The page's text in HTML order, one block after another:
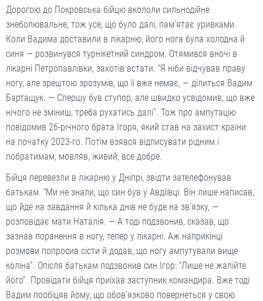
Дорогою до Покровська бійцю вкололи сильнодійне
знеболювальне, тож усе, що було далі, пам’ятає уривками.
Коли Вадима доставили в лікарню, його нога була холодна й
синя — розвинувся турнікетний синдром. Отямився вночі в
лікарні Петропавлівки, захотів встати. “Я ніби відчував праву
ногу, але зрештою зрозумів, що її вже немає, — ділиться Вадим
Бартащук. — Спершу був ступор, але швидко усвідомив, що вже
нічого не зміниш, треба рухатись далі”. Тож про ампутацію
повідомив 26-річного брата Ігоря, який став на захист країни
на початку 2023-го. Потім взявся відписувати рідним і
побратимам, мовляв, живий, все добре.
Бійця перевезли в лікарню у Дніпрі, звідти зателефонував
батькам. “Ми не знали, що син був у Авдіївці. Він лише написав,
що йде на завдання й кілька днів не буде на зв’язку, —
розповідає мати Наталія. — А тоді подзвонив, сказав, що
зазнав поранення в ногу, тепер у лікарні. Аж наприкінці
розмови попросив сісти й додав, що ногу ампутували вище
коліна”. Опісля батькам подзвонив син Ігор: “Лише не жалійте
його”. Провідати бійця приїхав заступник командира. Вже тоді
Вадим пообіцяв йому, що обов’язково повернеться у свою